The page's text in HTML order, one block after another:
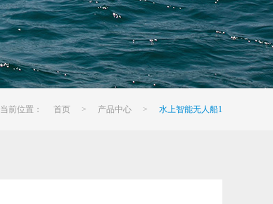
当前位置： 首页 > 产品中心 > 水上智能无人船1